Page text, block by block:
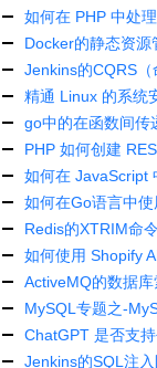
如何在 PHP 中处
Docker的静态资源
Jenkins的CQRS
精通 Linux 的系统
go中的在函数间传
PHP 如何创建
如何在 JavaScript
如何在Go语言中
Redis的XTRIM命
如何使用 Shopify
ActiveMQ的数据
MySQL专题之-
ChatGPT 是否支
Jenkins的SQL注